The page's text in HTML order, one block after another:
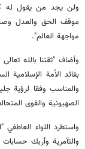
ولن يجد من يقول له
موقف الحق والعدل
مواجهة العالم".
وأضاف "ثقتنا بالله
بقائد الأمة الإسلامية
والمناسب وفقا لرؤية
الصهيونية والقوى
واستطرد اللواء
والتآمرية وأربك